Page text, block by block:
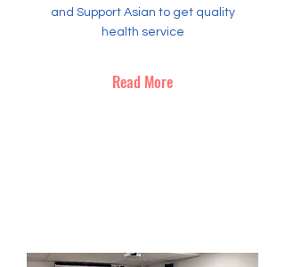
and Support Asian to get quality
health service
Read More